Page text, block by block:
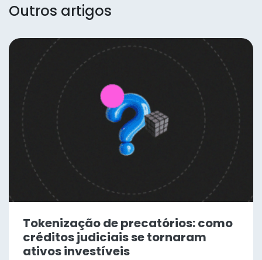
Outros artigos
Tokenização de precatórios: como
créditos judiciais se tornaram
ativos investíveis